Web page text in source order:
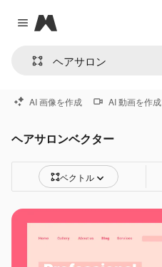
Close menu
Magnific
AI 画像を作成 AI 動画を作成
ヘアサロンベクター
ベクトル